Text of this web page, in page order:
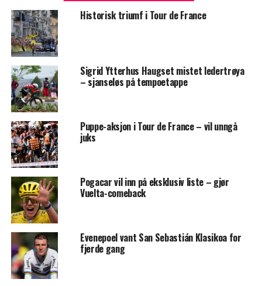
Historisk triumf i Tour de France
Sigrid Ytterhus Haugset mistet ledertrøya
– sjanseløs på tempoetappe
Puppe-aksjon i Tour de France – vil unngå
juks
Pogacar vil inn på eksklusiv liste – gjør
Vuelta-comeback
Evenepoel vant San Sebastián Klasikoa for
fjerde gang